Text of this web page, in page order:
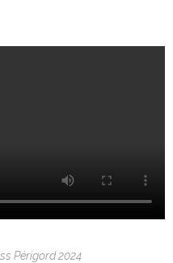
Périgord 2024